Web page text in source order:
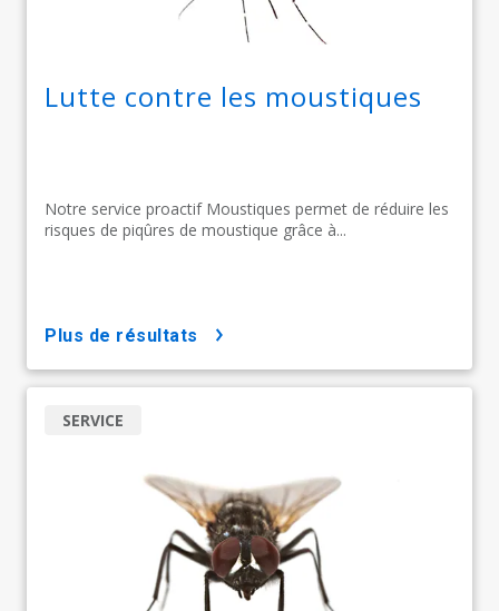
Lutte contre les moustiques
Notre service proactif Moustiques permet de réduire les
risques de piqûres de moustique grâce à...
plus de résultats
SERVICE